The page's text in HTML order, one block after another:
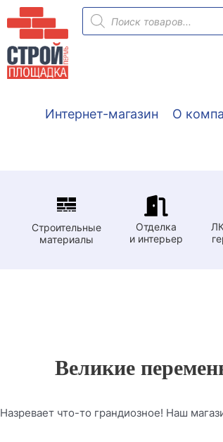
Перейти
содержимому
Поиск
товаров
Интернет-магазин О
Строительные
материалы
Отделка
и интерьер
Великие
Назревает что-то грандиозное! Наш